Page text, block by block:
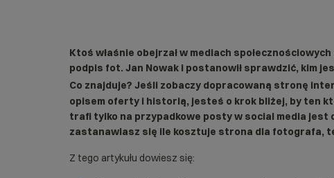
Ktoś właśnie obejrzał w mediach
podpis fot. Jan Nowak i postanowił sprawdzić, kim
Co znajduje? Jeśli zobaczy dopracowaną stronę
opisem oferty i historią, jesteś o krok bliżej, by ten
trafi tylko na przypadkowe posty w social media jest
zastanawiasz się ile kosztuje strona dla fotografa,
Z tego artykułu dowiesz się: